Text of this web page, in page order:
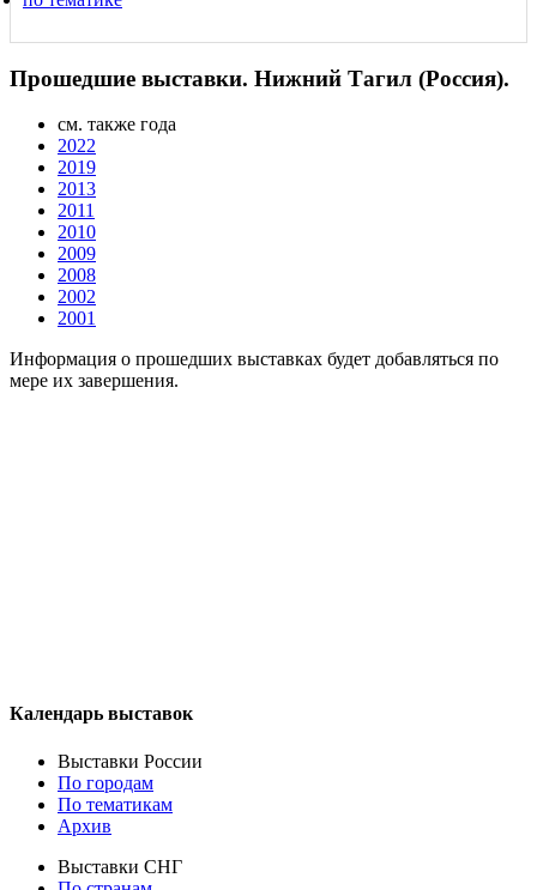
Прошедшие выставки. Нижний Тагил (Россия).
см. также года
2022
2019
2013
2011
2010
2009
2008
2002
2001
Информация о прошедших выставках будет добавляться по
мере их завершения.
Календарь выставок
Выставки России
По городам
По тематикам
Архив
Выставки СНГ